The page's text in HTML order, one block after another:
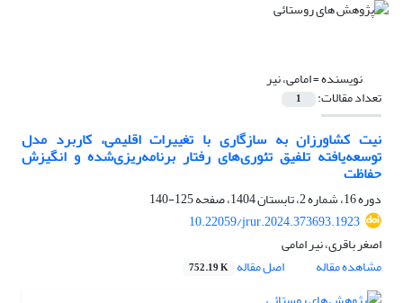
نویسنده =امامی، نیر
تعداد مقالات: 1
نیت کشاورزان به سازگاری با تغییرات اقلیمی، کاربرد مدل
توسعه‌یافته تلفیق تئوری‌های رفتار برنامه‌ریزی‌شده و انگیزش
حفاظت
دوره 16، شماره 2، تابستان 1404، صفحه
125-140
10.22059/jrur.2024.373693.1923
اصغر باقری، نیر امامی
مشاهده مقاله
اصل مقاله 752.19 K